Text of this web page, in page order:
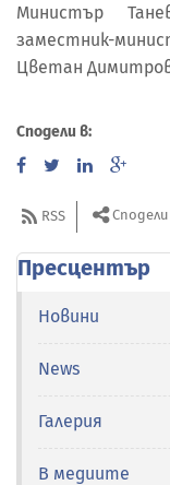
Министър
заместник-
Цветан
Сподели в:
RSS Сподели
Пресцентър
Новини
News
Галерия
В медиите